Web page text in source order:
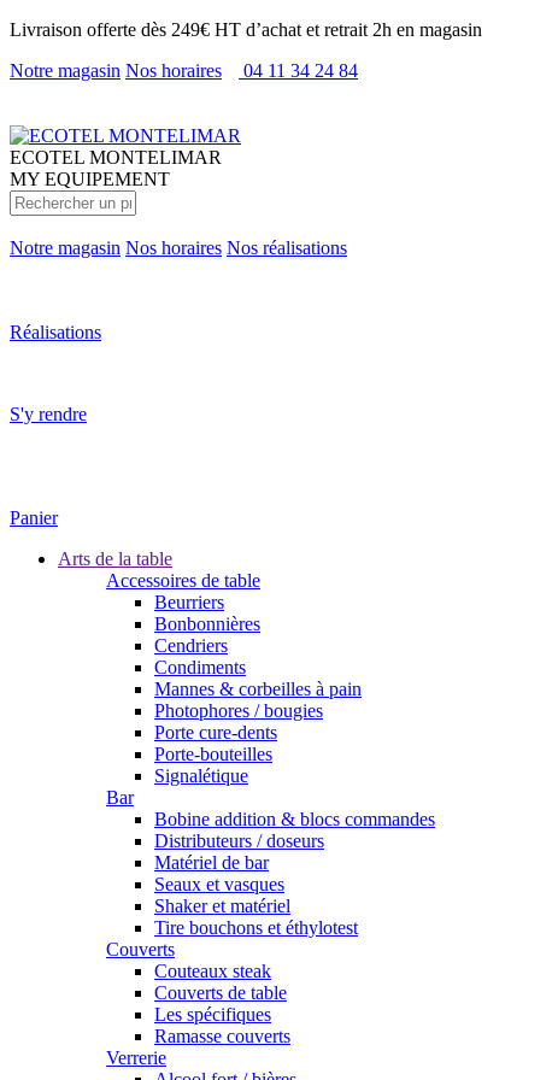
Livraison offerte dès 249€ HT d’achat et retrait 2h en magasin
Notre magasin Nos horaires 04 11 34 24 84
ECOTEL MONTELIMAR
MY EQUIPEMENT
Notre magasin Nos horaires Nos réalisations
Réalisations
S'y rendre
Panier
Arts de la table
Accessoires de table
Beurriers
Bonbonnières
Cendriers
Condiments
Mannes & corbeilles à pain
Photophores / bougies
Porte cure-dents
Porte-bouteilles
Signalétique
Bar
Bobine addition & blocs commandes
Distributeurs / doseurs
Matériel de bar
Seaux et vasques
Shaker et matériel
Tire bouchons et éthylotest
Couverts
Couteaux steak
Couverts de table
Les spécifiques
Ramasse couverts
Verrerie